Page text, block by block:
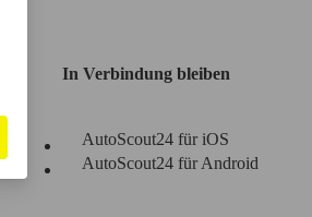
In Verbindung bleiben
AutoScout24 für iOS
AutoScout24 für Android